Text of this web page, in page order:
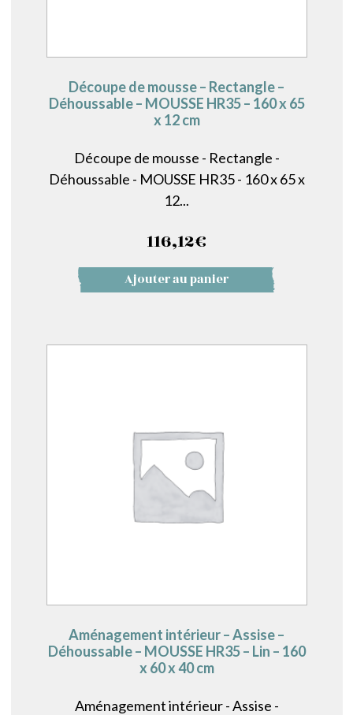
Découpe de mousse – Rectangle –
Déhoussable – MOUSSE HR35 – 160 x 65
x 12 cm
Découpe de mousse - Rectangle -
Déhoussable - MOUSSE HR35 - 160 x 65 x
12...
116,12€
Ajouter au panier
Aménagement intérieur – Assise –
Déhoussable – MOUSSE HR35 – Lin – 160
x 60 x 40 cm
Aménagement intérieur - Assise -